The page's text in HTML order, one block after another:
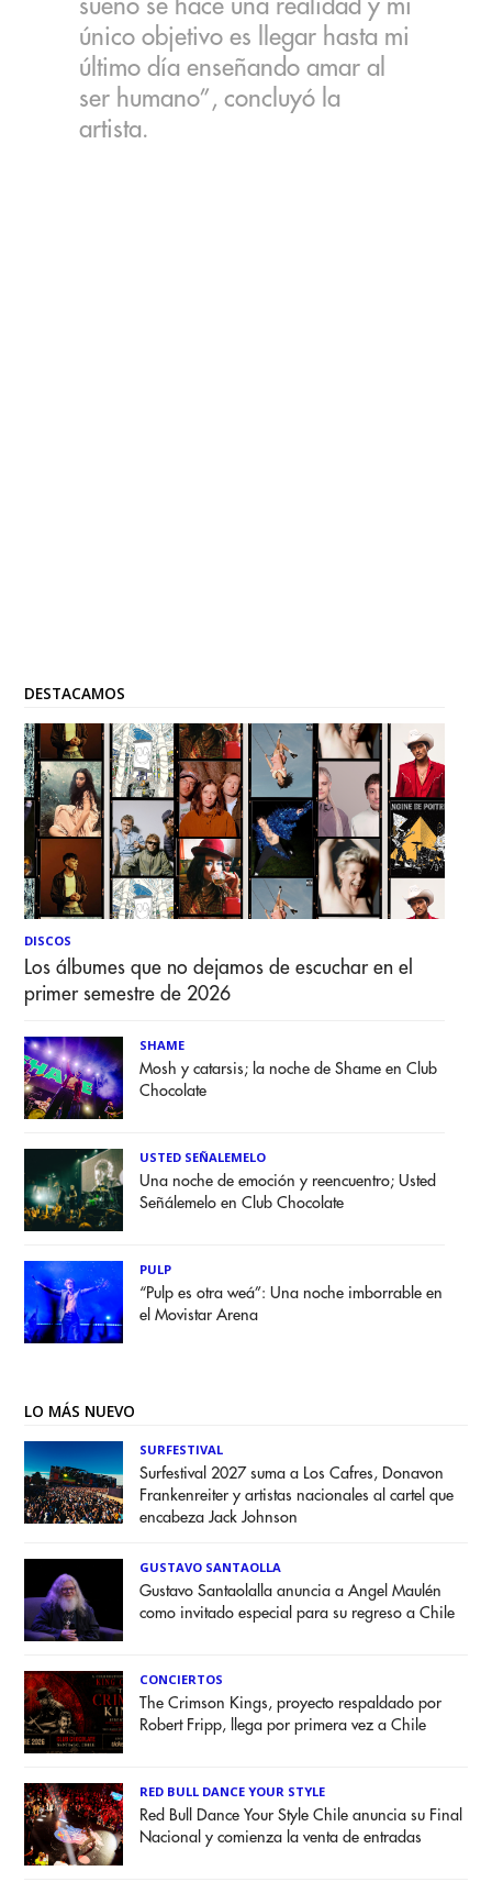
sueño se hace una realidad y mi
único objetivo es llegar hasta mi
último día enseñando amar al
ser humano”, concluyó la
artista.
DESTACAMOS
DISCOS
Los álbumes que no dejamos de escuchar en el
primer semestre de 2026
SHAME
Mosh y catarsis; la noche de Shame en Club
Chocolate
USTED SEÑALEMELO
Una noche de emoción y reencuentro; Usted
Señálemelo en Club Chocolate
PULP
“Pulp es otra weá”: Una noche imborrable en
el Movistar Arena
LO MÁS NUEVO
SURFESTIVAL
Surfestival 2027 suma a Los Cafres, Donavon
Frankenreiter y artistas nacionales al cartel que
encabeza Jack Johnson
GUSTAVO SANTAOLLA
Gustavo Santaolalla anuncia a Angel Maulén
como invitado especial para su regreso a Chile
CONCIERTOS
The Crimson Kings, proyecto respaldado por
Robert Fripp, llega por primera vez a Chile
RED BULL DANCE YOUR STYLE
Red Bull Dance Your Style Chile anuncia su Final
Nacional y comienza la venta de entradas